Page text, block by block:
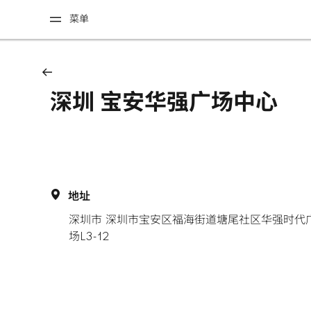
菜单
深圳 宝安华强广场中心
地址
深圳市 深圳市宝安区福海街道塘尾社区华强时代
场L3-12